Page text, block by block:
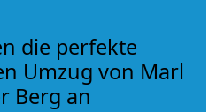
die perfekte
Umzug von Marl
Berg an